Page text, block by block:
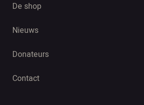
De shop
Nieuws
Donateurs
Contact